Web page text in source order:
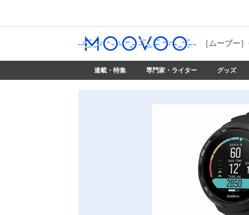
［ムーブー］
連載・特集 専門家・ライター グッズ